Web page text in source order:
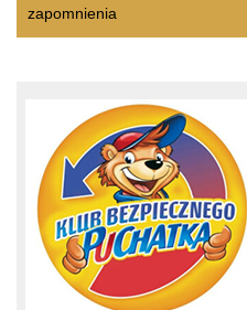
zapomnienia